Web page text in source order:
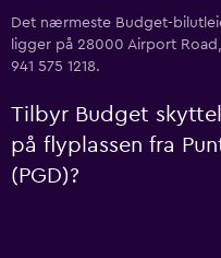
Det nærmeste Budget-
ligger på 28000 Airport
941 575 1218.
Tilbyr Budget
på flyplassen fra
(PGD)?